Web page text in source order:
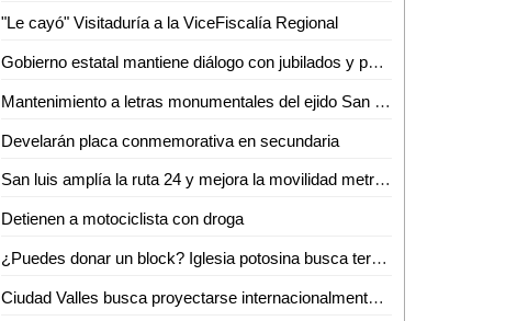
"Le cayó" Visitaduría a la ViceFiscalía Regional
Gobierno estatal mantiene diálogo con jubilados y pensionados
Mantenimiento a letras monumentales del ejido San Marcos
Develarán placa conmemorativa en secundaria
San luis amplía la ruta 24 y mejora la movilidad metropolitana
Detienen a motociclista con droga
¿Puedes donar un block? Iglesia potosina busca terminar su centro administrativo en Valles
Ciudad Valles busca proyectarse internacionalmente con evento de ganado Brahman